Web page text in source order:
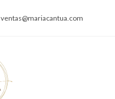
ventas@mariacantua.com